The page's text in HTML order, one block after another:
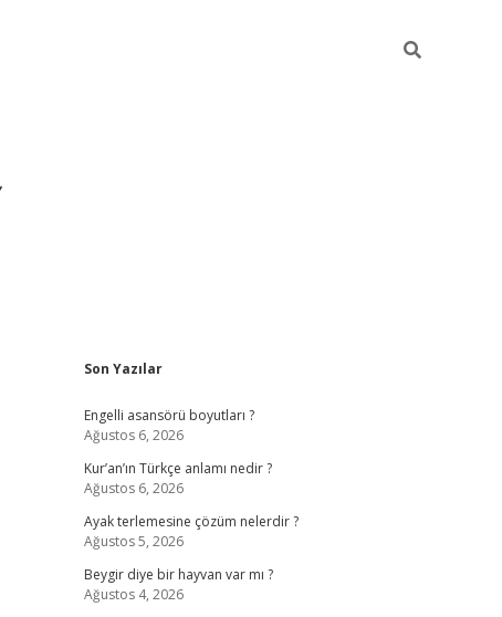
Sidebar
Son Yazılar
Engelli asansörü boyutları ?
Ağustos 6, 2026
Kur’an’ın Türkçe anlamı nedir ?
Ağustos 6, 2026
Ayak terlemesine çözüm nelerdir ?
Ağustos 5, 2026
Beygir diye bir hayvan var mı ?
Ağustos 4, 2026